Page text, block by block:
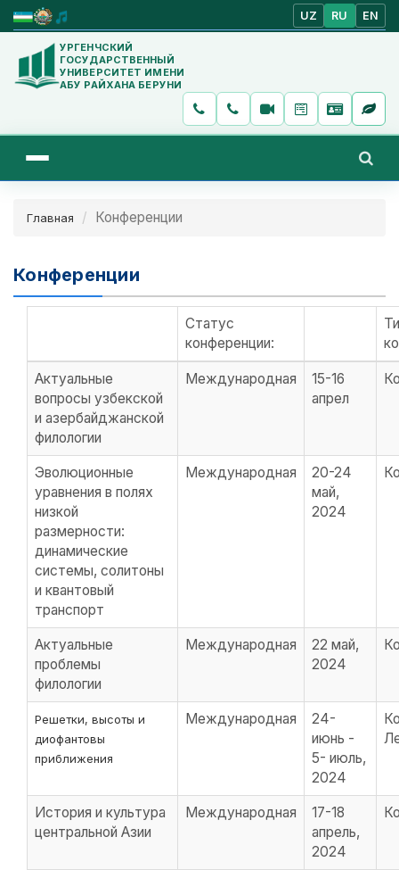
UZ RU EN
УРГЕНЧСКИЙ
ГОСУДАРСТВЕННЫЙ
УНИВЕРСИТЕТ ИМЕНИ
АБУ РАЙХАНА БЕРУНИ
Главная Конференции
Конференции
Статус
конференции:
Актуальные
вопросы узбекской
и азербайджанской
филологии
Международная
15-16
апрел
Эволюционные
уравнения в полях
низкой
размерности:
динамические
системы, солитоны
и квантовый
транспорт
Международная
20-24
май,
2024
Актуальные
проблемы
филологии
Международная
22 май,
2024
Решетки, высоты и
диофантовы
приближения
Международная
24-
июнь -
5- июль,
2024
История и культура
центральной Азии
Международная
17-18
апрель,
2024